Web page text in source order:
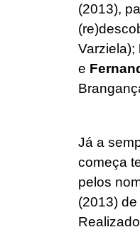
(2013),
Varziela);
e
Já a
começa
pelos
(2013)